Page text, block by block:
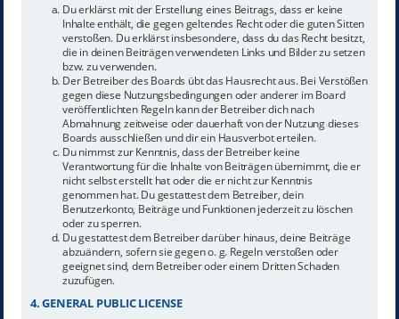
Du erklärst mit der Erstellung eines Beitrags, dass er keine
Inhalte enthält, die gegen geltendes Recht oder die guten Sitten
verstoßen. Du erklärst insbesondere, dass du das Recht besitzt,
die in deinen Beiträgen verwendeten Links und Bilder zu setzen
bzw. zu verwenden.
Der Betreiber des Boards übt das Hausrecht aus. Bei Verstößen
gegen diese Nutzungsbedingungen oder anderer im Board
veröffentlichten Regeln kann der Betreiber dich nach
Abmahnung zeitweise oder dauerhaft von der Nutzung dieses
Boards ausschließen und dir ein Hausverbot erteilen.
Du nimmst zur Kenntnis, dass der Betreiber keine
Verantwortung für die Inhalte von Beiträgen übernimmt, die er
nicht selbst erstellt hat oder die er nicht zur Kenntnis
genommen hat. Du gestattest dem Betreiber, dein
Benutzerkonto, Beiträge und Funktionen jederzeit zu löschen
oder zu sperren.
Du gestattest dem Betreiber darüber hinaus, deine Beiträge
abzuändern, sofern sie gegen o. g. Regeln verstoßen oder
geeignet sind, dem Betreiber oder einem Dritten Schaden
zuzufügen.
4. GENERAL PUBLIC LICENSE